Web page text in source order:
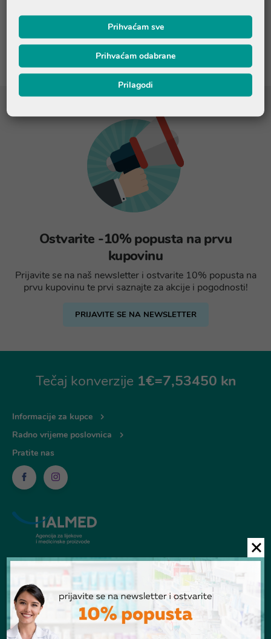
Dodaj u košaricu
Ostvarite -10% popusta na prvu
kupovinu
Prijavite se na naš newsletter i ostvarite 10% popusta na
prvu kupovinu te prvi saznajte za akcije i pogodnosti!
PRIJAVITE SE NA NEWSLETTER
Tečaj konverzije 1€=7,53450 kn
Informacije za kupce
Radno vrijeme poslovnica
Pratite nas
© Ljekarna Talan 2026
Prihvaćam sve
Prihvaćam odabrane
Prilagodi